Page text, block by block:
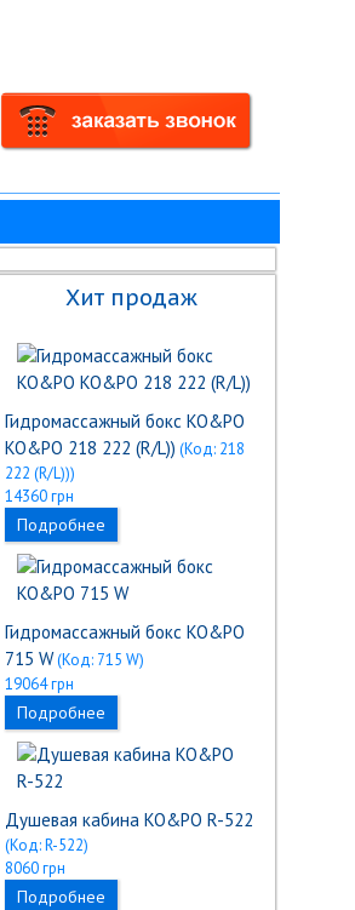
Хит продаж
Гидромассажный бокс KO&PO
KO&PO 218 222 (R/L)) (Код: 218
222 (R/L)))
14360 грн
Подробнее
Гидромассажный бокс KO&PO
715 W(Код: 715 W)
19064 грн
Подробнее
Душевая кабина KO&PO R-522
(Код:R-522)
8060 грн
Подробнее